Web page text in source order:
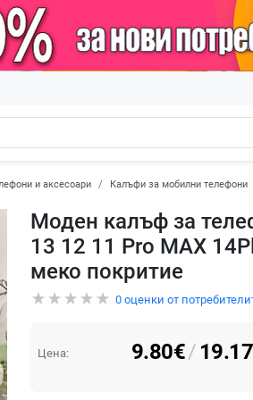
и аксесоари Калъфи за мобилни телефони
Моден калъф за
13 12 11 Pro MAX
меко покритие
0оценки от
Цена: 9.80€/ 19.17